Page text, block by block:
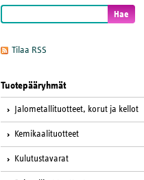
Tilaa RSS
Tuotepääryhmät
Jalometallituotteet, korut ja kellot
Kemikaalituotteet
Kulutustavarat